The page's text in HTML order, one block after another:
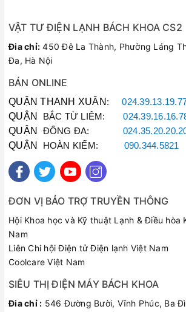
VẬT TƯ ĐIỆN LẠNH BÁCH KHOA CS2
Đia chỉ: 450 Đê La Thành, Phường Láng
Đa, Hà Nội
BÁN ONLINE
QUẬN THANH XUÂN :
QUẬN BẮC TỪ LIÊM:
QUẬN ĐỐNG ĐA:
QUẬN HOÀN KIẾM: 090.344.5821
ĐƠN VỊ BẢO TRỢ TRUYỀN THÔNG
Hội Khoa học và Kỹ thuật Lạnh & Điều hòa
Nam
Liên Chi hội Điện tử Điện lạnh Việt Nam
Coolcare Việt Nam
SIÊU THỊ ĐIỆN MÁY BÁCH KHOA
Đia chỉ : 546 Đường Bười, Vĩnh Phúc, Ba